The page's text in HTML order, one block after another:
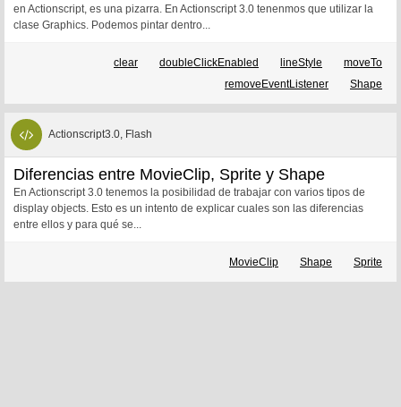
en Actionscript, es una pizarra. En Actionscript 3.0 tenenmos que utilizar la
clase Graphics. Podemos pintar dentro...
clear doubleClickEnabled lineStyle
moveTo
removeEventListener
Shape
Actionscript3.0, Flash
Diferencias entre MovieClip, Sprite y Shape
En Actionscript 3.0 tenemos la posibilidad de trabajar con varios tipos de
display objects. Esto es un intento de explicar cuales son las diferencias
entre ellos y para qué se...
MovieClip Shape Sprite